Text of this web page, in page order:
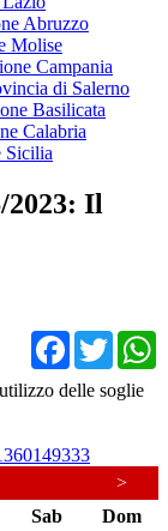
Abruzzo
Molise
Campania
di Salerno
Basilicata
Calabria
Sicilia
2023: Il
delle soglie
>
Sab
Dom